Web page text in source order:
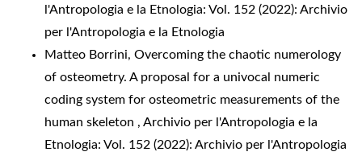
l'Antropologia e la Etnologia: Vol. 152 (2022): Archivio
per l'Antropologia e la Etnologia
Matteo Borrini, Overcoming the chaotic numerology
of osteometry. A proposal for a univocal numeric
coding system for osteometric measurements of the
human skeleton , Archivio per l'Antropologia e la
Etnologia: Vol. 152 (2022): Archivio per l'Antropologia